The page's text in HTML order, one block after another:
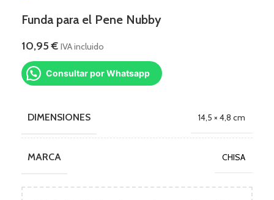
Funda para el Pene Nubby
10,95€ IVA incluido
Consultar por Whatsapp
DIMENSIONES 14,5 × 4,8 cm
MARCA CHISA